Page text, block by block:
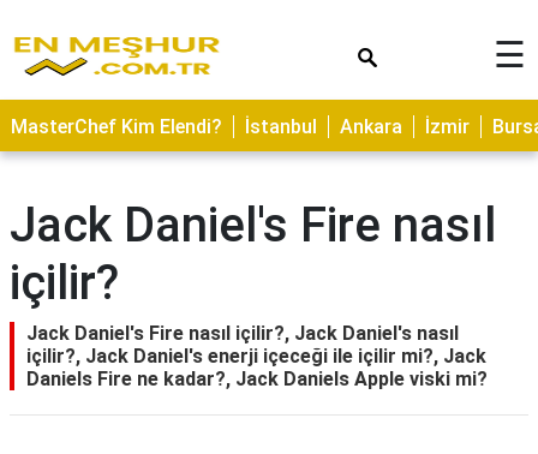
ASTROLOJİ
SAĞLIK
TARİFLERİ
GEZİLECEK
YERLER
CİLT
BAKIMI
NEDİR
☰
MasterChef Kim Elendi? İstanbul Ankara İzmir
Jack Daniel's Fire nasıl
içilir?
Jack Daniel's Fire nasıl içilir?, Jack Daniel's nasıl
içilir?, Jack Daniel's enerji içeceği ile içilir mi?, Jack
Daniels Fire ne kadar?, Jack Daniels Apple viski mi?